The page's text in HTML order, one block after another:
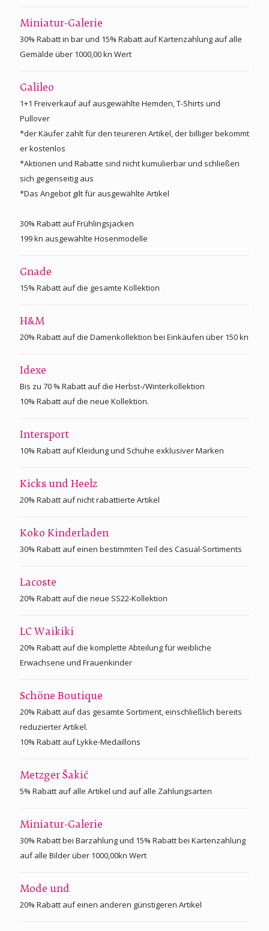
Miniatur-Galerie
30% Rabatt in bar und 15% Rabatt auf Kartenzahlung auf alle
Gemälde über 1000,00 kn Wert
Galileo
1+1 Freiverkauf auf ausgewählte Hemden, T-Shirts und
Pullover
*der Käufer zahlt für den teureren Artikel, der billiger bekommt
er kostenlos
*Aktionen und Rabatte sind nicht kumulierbar und schließen
sich gegenseitig aus
*Das Angebot gilt für ausgewählte Artikel
30% Rabatt auf Frühlingsjacken
199 kn ausgewählte Hosenmodelle
Gnade
15% Rabatt auf die gesamte Kollektion
H&M
20% Rabatt auf die Damenkollektion bei Einkäufen über 150 kn
Idexe
Bis zu 70 % Rabatt auf die Herbst-/Winterkollektion
10% Rabatt auf die neue Kollektion.
Intersport
10% Rabatt auf Kleidung und Schuhe exklusiver Marken
Kicks und Heelz
20% Rabatt auf nicht rabattierte Artikel
Koko Kinderladen
30% Rabatt auf einen bestimmten Teil des Casual-Sortiments
Lacoste
20% Rabatt auf die neue SS22-Kollektion
LC Waikiki
20% Rabatt auf die komplette Abteilung für weibliche
Erwachsene und Frauenkinder
Schöne Boutique
20% Rabatt auf das gesamte Sortiment, einschließlich bereits
reduzierter Artikel.
10% Rabatt auf Lykke-Medaillons
Metzger Šakić
5% Rabatt auf alle Artikel und auf alle Zahlungsarten
Miniatur-Galerie
30% Rabatt bei Barzahlung und 15% Rabatt bei Kartenzahlung
auf alle Bilder über 1000,00kn Wert
Mode und
20% Rabatt auf einen anderen günstigeren Artikel